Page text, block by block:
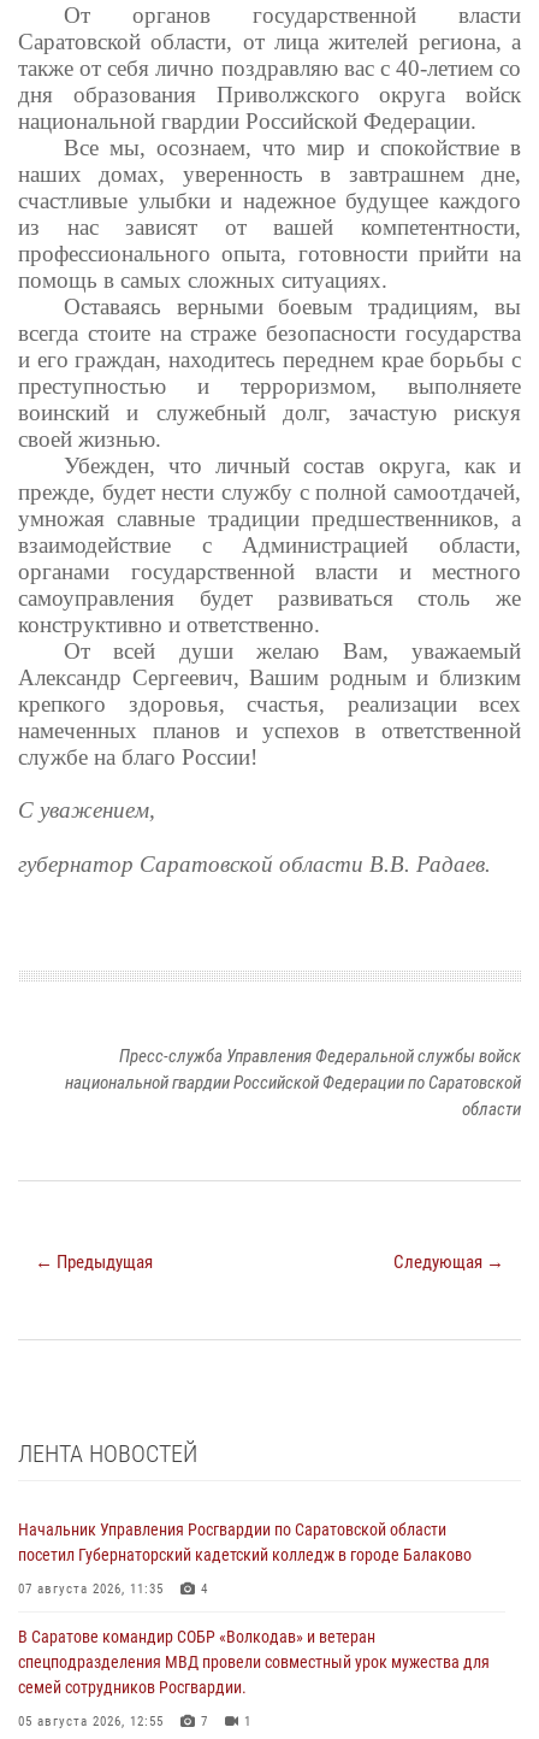
От органов государственной власти
Саратовской области, от лица жителей региона, а
также от себя лично поздравляю вас с 40-летием со
дня образования Приволжского округа войск
национальной гвардии Российской Федерации.
Все мы, осознаем, что мир и спокойствие в
наших домах, уверенность в завтрашнем дне,
счастливые улыбки и надежное будущее каждого
из нас зависят от вашей компетентности,
профессионального опыта, готовности прийти на
помощь в самых сложных ситуациях.
Оставаясь верными боевым традициям, вы
всегда стоите на страже безопасности государства
и его граждан, находитесь переднем крае борьбы с
преступностью и терроризмом, выполняете
воинский и служебный долг, зачастую рискуя
своей жизнью.
Убежден, что личный состав округа, как и
прежде, будет нести службу с полной самоотдачей,
умножая славные традиции предшественников, а
взаимодействие с Администрацией области,
органами государственной власти и местного
самоуправления будет развиваться столь же
конструктивно и ответственно.
От всей души желаю Вам, уважаемый
Александр Сергеевич, Вашим родным и близким
крепкого здоровья, счастья, реализации всех
намеченных планов и успехов в ответственной
службе на благо России!
С уважением,
губернатор Саратовской области В.В. Радаев.
Пресс-служба Управления Федеральной службы войск
национальной гвардии Российской Федерации по Саратовской
области
← Предыдущая Следующая →
ЛЕНТА НОВОСТЕЙ
Начальник Управления Росгвардии по Саратовской области
посетил Губернаторский кадетский колледж в городе Балаково
07 августа 2026, 11:35 4
В Саратове командир СОБР «Волкодав» и ветеран
спецподразделения МВД провели совместный урок мужества для
семей сотрудников Росгвардии.
05 августа 2026, 12:55 7 1